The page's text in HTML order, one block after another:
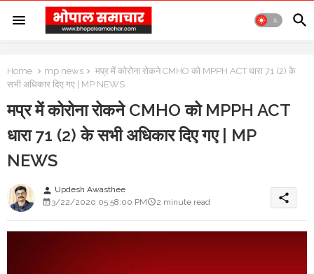
Home mp news
मप्र में कोरोना रोकने CMHO को MPPH ACT धारा 71 (2) के
सभी अधिकार दिए गए | MP NEWS
मप्र में कोरोना रोकने CMHO को MPPH ACT
धारा 71 (2) के सभी अधिकार दिए गए | MP
NEWS
person Updesh Awasthee
3/22/2020 05:58:00 PM
2 minute read share